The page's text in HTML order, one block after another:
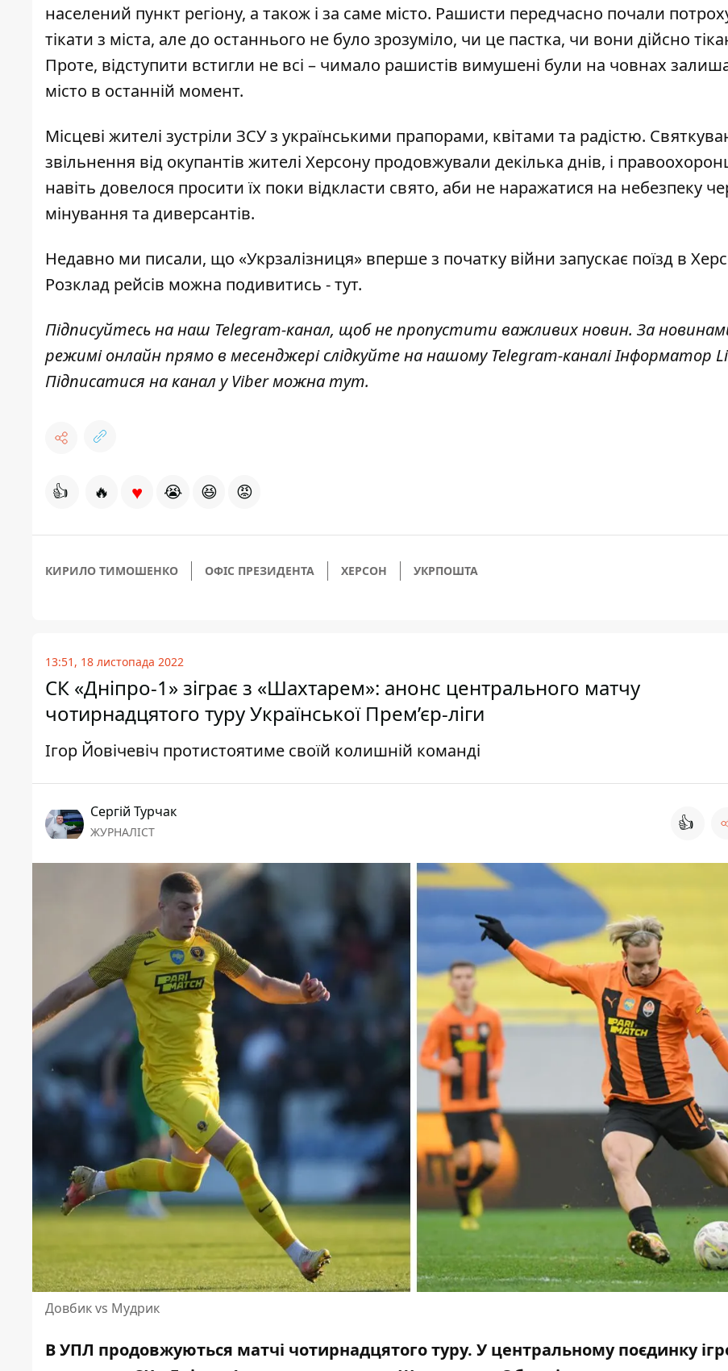
населений пункт регіону, а також і за саме місто. Рашисти передчасно почали
тікати з міста, але до останнього не було зрозуміло, чи це пастка, чи вони дійсно
Проте, відступити встигли не всі – чимало рашистів вимушені були на човнах
місто в останній момент.
Місцеві жителі зустріли ЗСУ з українськими прапорами, квітами та радістю.
звільнення від окупантів жителі Херсону продовжували декілька днів, і
навіть довелося просити їх поки відкласти свято, аби не наражатися на небезпеку
мінування та диверсантів.
Недавно ми писали, що «Укрзалізниця» вперше з початку війни запускає поїзд в
Розклад рейсів можна подивитись -тут.
Підписуйтесь на наш Telegram-канал, щоб не пропустити важливих новин. За
режимі онлайн прямо в месенджері слідкуйте на нашому Telegram-каналіІнформатор
Підписатися на канал у Viber можнатут.
👍 🔥 ♥ 😭 😆 😡
КИРИЛО ТИМОШЕНКО ОФІС ПРЕЗИДЕНТА ХЕРСОН УКРПОШТА
13:51, 18 листопада 2022
СК «Дніпро-1» зіграє з «Шахтарем»: анонс центрального матчу
чотирнадцятого туру Української Прем’єр-ліги
Ігор Йовічевіч протистоятиме своїй колишній команді
Сергій Турчак
ЖУРНАЛІСТ 👍
Довбик vs Мудрик
В УПЛ продовжуються матчі чотирнадцятого туру. У центральному поєдинку